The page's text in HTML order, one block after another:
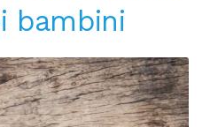
bambini